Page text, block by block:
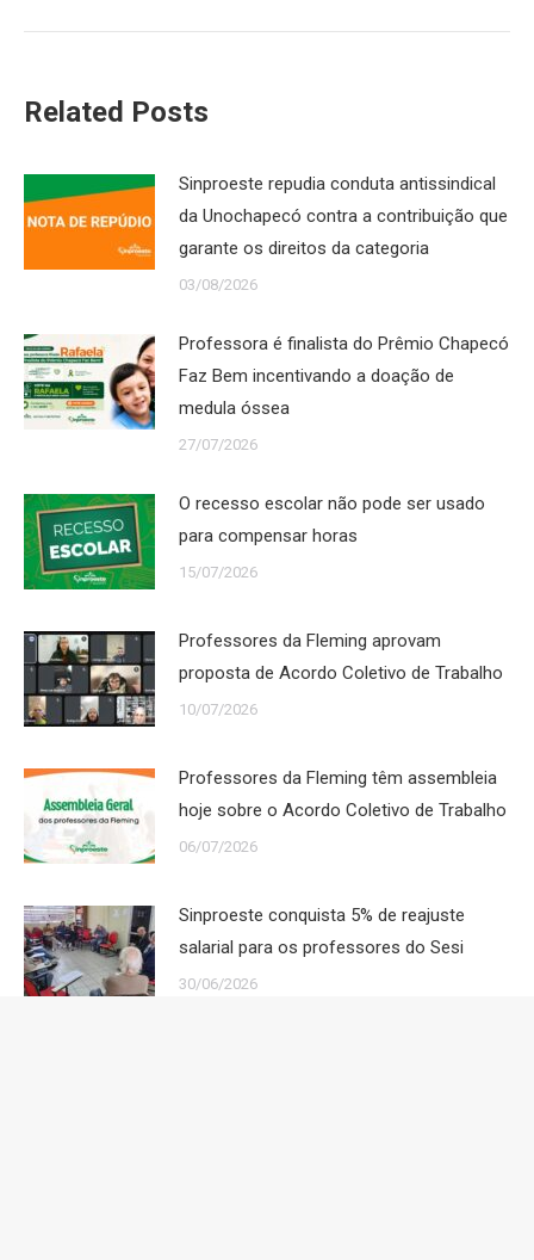
Related Posts
Sinproeste repudia conduta antissindical
da Unochapecó contra a contribuição que
garante os direitos da categoria
03/08/2026
Professora é finalista do Prêmio Chapecó
Faz Bem incentivando a doação de
medula óssea
27/07/2026
O recesso escolar não pode ser usado
para compensar horas
15/07/2026
Professores da Fleming aprovam
proposta de Acordo Coletivo de Trabalho
10/07/2026
Professores da Fleming têm assembleia
hoje sobre o Acordo Coletivo de Trabalho
06/07/2026
Sinproeste conquista 5% de reajuste
salarial para os professores do Sesi
30/06/2026